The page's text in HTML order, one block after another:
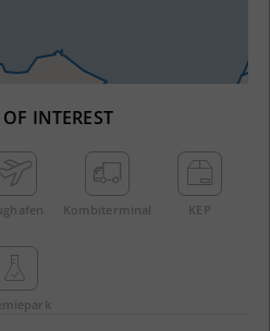
INTEREST
Kombi­terminal KEP